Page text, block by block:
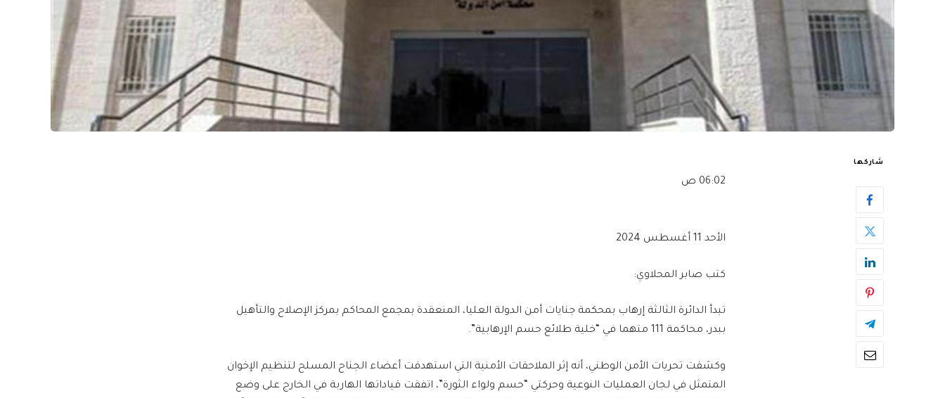
شاركها
06:02 ص
الأحد 11 أغسطس 2024
كتب صابر المحلاوي:
تبدأ الدائرة الثالثة إرهاب بمحكمة جنايات أمن الدولة العليا، المنعقدة بمجمع المحاكم بمركز الإصلاح والتأهيل
ببدر، محاكمة 111 متهما في “خلية طلائع حسم الإرهابية”.
وكشفت تحريات الأمن الوطني، أنه إثر الملاحقات الأمنية التي استهدفت أعضاء الجناح المسلح لتنظيم الإخوان
المتمثل في لجان العمليات النوعية وحركتي “حسم ولواء الثورة”، اتفقت قياداتها الهاربة في الخارج على وضع